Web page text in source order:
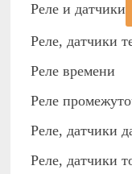
Реле и датчики
Реле, датчики
Реле времени
Реле
Реле, датчики
Реле, датчики